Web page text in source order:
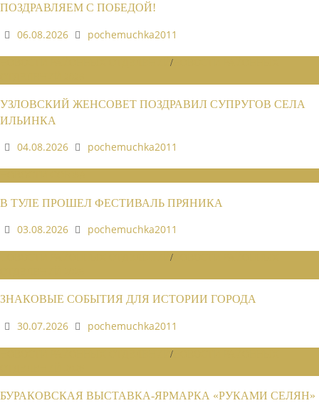
ПОЗДРАВЛЯЕМ С ПОБЕДОЙ!
06.08.2026
pochemuchka2011
/
УЗЛОВСКИЙ ЖЕНСОВЕТ ПОЗДРАВИЛ СУПРУГОВ СЕЛА
ИЛЬИНКА
04.08.2026
pochemuchka2011
В ТУЛЕ ПРОШЕЛ ФЕСТИВАЛЬ ПРЯНИКА
03.08.2026
pochemuchka2011
/
ЗНАКОВЫЕ СОБЫТИЯ ДЛЯ ИСТОРИИ ГОРОДА
30.07.2026
pochemuchka2011
/
БУРАКОВСКАЯ ВЫСТАВКА-ЯРМАРКА «РУКАМИ СЕЛЯН»